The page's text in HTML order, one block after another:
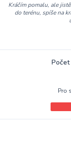
Kráčím pomalu, ale
do terénu, spíše na
Pro